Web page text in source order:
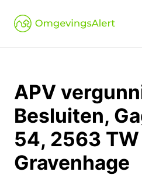
APV
Besluiten,
54, 2563
Gravenhage